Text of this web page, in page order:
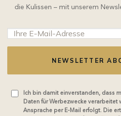
die Kulissen – mit unserem
NEWSLETTER
Ich bin damit einverstanden, dass
Daten für Werbezwecke
Ansprache per E-Mail erfolgt. Die